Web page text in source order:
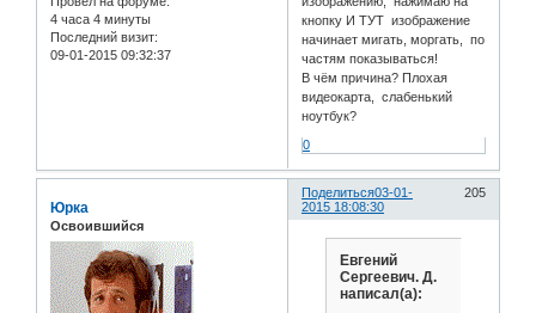
4 часа 4 минуты
Последний визит:
09-01-2015 09:32:37
кнопку И ТУТ изображение
начинает мигать, моргать, по
частям показываться!
В чём причина? Плохая
видеокарта, слабенький
ноутбук?
0
Поделиться 205
03-01-
2015 18:08:30
Юрка
Освоившийся
Евгений
Сергеевич. Д.
написал(а):